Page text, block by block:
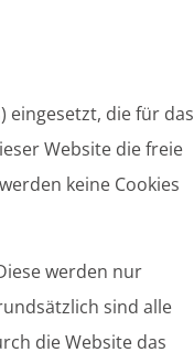
eingesetzt, die für das
Website die freie
keine Cookies
werden nur
sind alle
die Website das